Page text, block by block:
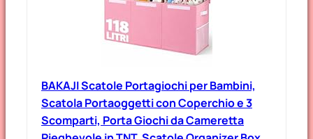
BAKAJI Scatole Portagiochi per Bambini,
Scatola Portaoggetti con Coperchio e 3
Scomparti, Porta Giochi da Cameretta